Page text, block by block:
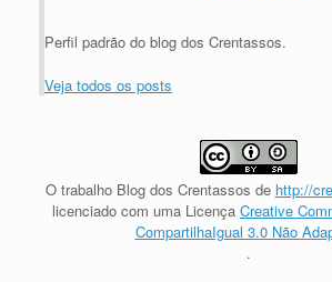
Perfil padrão do blog dos Crentassos.
Veja todos os posts
O trabalho Blog dos Crentassos de http://
licenciado com uma Licença Creative
CompartilhaIgual 3.0 Não
.